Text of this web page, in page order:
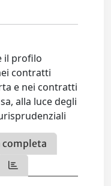
il profilo
contratti
e nei contratti
alla luce degli
completa